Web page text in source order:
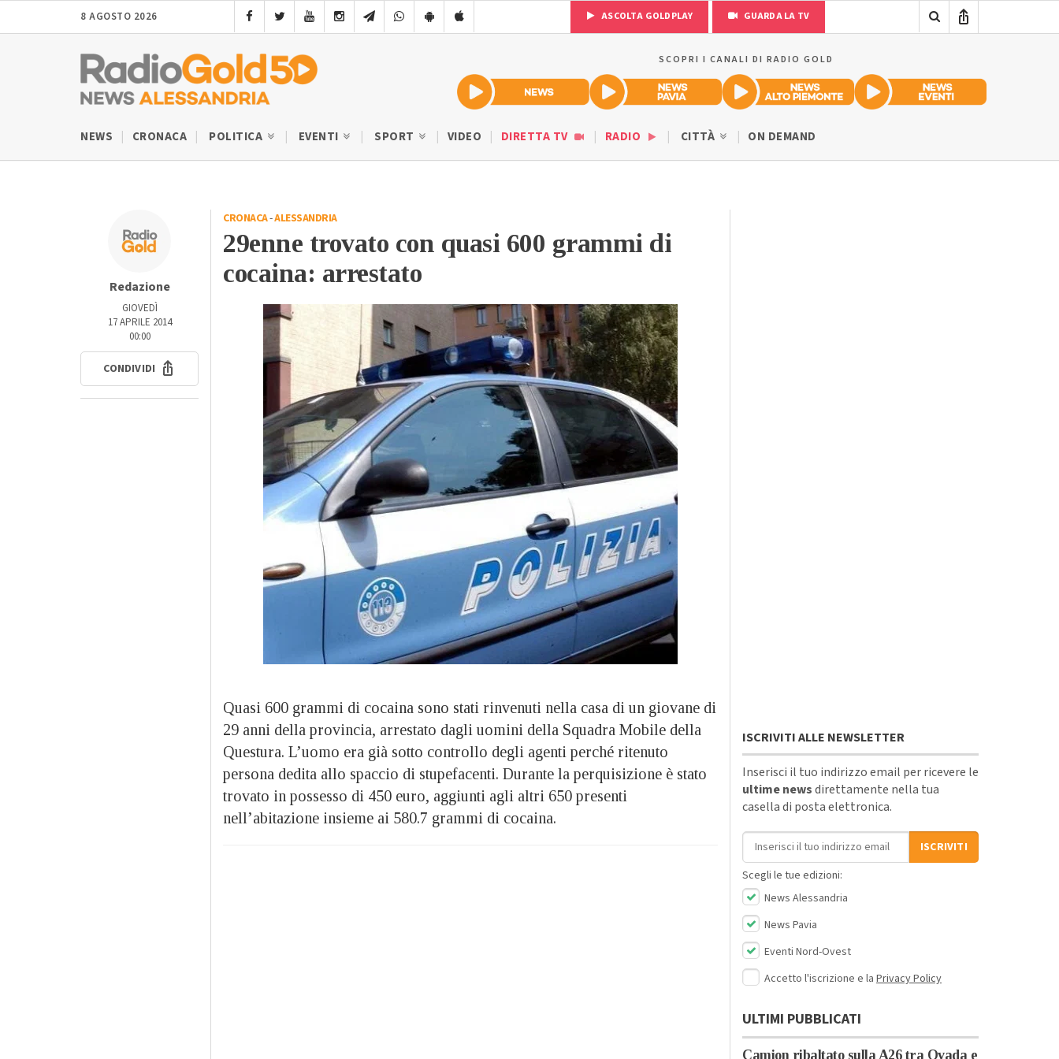
8 AGOSTO 2026 ASCOLTA GOLDPLAY GUARDA LA TV
SCOPRI I CANALI DI RADIO GOLD
NEWS CRONACA POLITICA EVENTI SPORT VIDEO DIRETTA TV RADIO CITTÀ ON DEMAND
Redazione
GIOVEDÌ
17 APRILE 2014
00:00
CONDIVIDI
CRONACA-ALESSANDRIA
29enne trovato con quasi 600 grammi di
cocaina: arrestato
Quasi 600 grammi di cocaina sono stati rinvenuti nella casa di un giovane di
29 anni della provincia, arrestato dagli uomini della Squadra Mobile della
Questura. L’uomo era già sotto controllo degli agenti perché ritenuto
persona dedita allo spaccio di stupefacenti. Durante la perquisizione è stato
trovato in possesso di 450 euro, aggiunti agli altri 650 presenti
nell’abitazione insieme ai 580.7 grammi di cocaina.
ISCRIVITI ALLE NEWSLETTER
Inserisci il tuo indirizzo email per ricevere le
ultime newsdirettamente nella tua
casella di posta elettronica.
Indirizzo email
ISCRIVITI
Scegli le tue edizioni:
News Alessandria
News Pavia
Eventi Nord-Ovest
Accetto l'iscrizione e la Privacy Policy
ULTIMI PUBBLICATI
Camion ribaltato sulla A26 tra Ovada e